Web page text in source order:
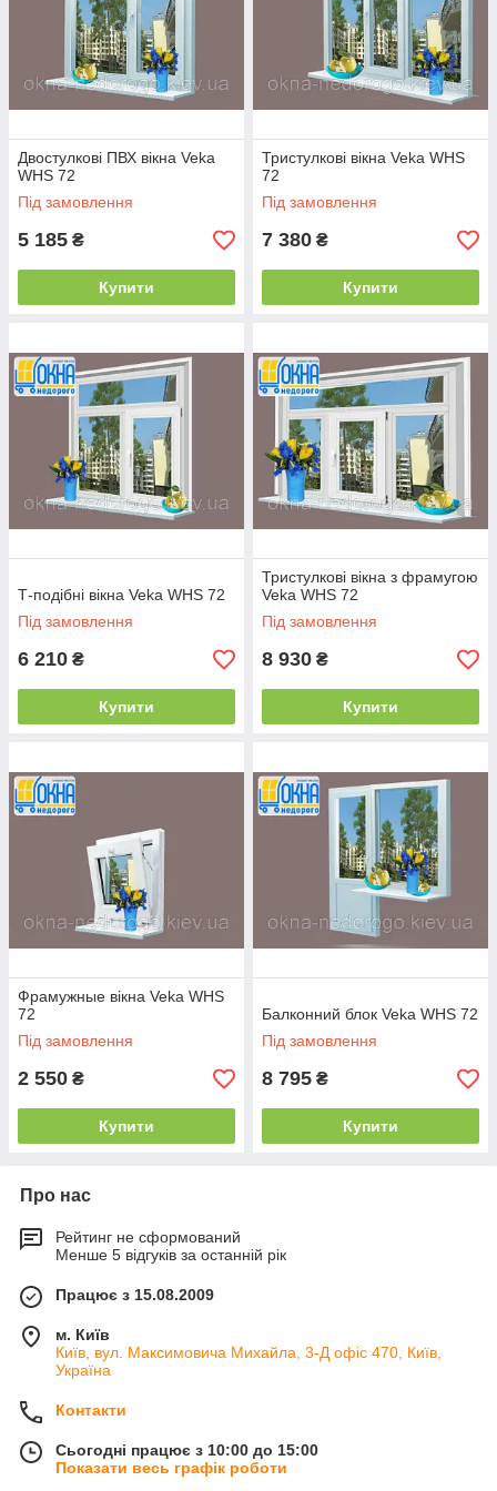
або без.
Технічні параметри Veka WHS 72:
Металопл
астиковим
72
властиві
герметичн
а будова,
відмінні
показники
теплозахи
сту,
комфортний у використанні, не передбачає труднощів у
догляді і має приємний зовнішній вигляд.
Надійна п'ятикамерна будова, яка утримує тепло і не
дає холодному повітрю потрапляти у приміщення.
Рама шириною 72 мм. Відповідно характеристики
теплоізоляції не поступаються системам класу А.
базового або теплого скління.
Надійне базове армування для більшої міцності
конструкцій.
Ця система підходить для виготовлення вікон з білою
або коричневою основою
, що особливо актуально
для засклення приватних котеджів.
Наші майстри мають багаторічний досвід
роботи і спеціалізуються на різних типах
засклити нежитлове
приміщення,
балкон або
лінія скління, цілком
базового монтажу.
Він передбачає
використання
посилених
стрічки під відлив
для гідроізоляції та
Двостулкові ПВХ вікна Veka
WHS 72
Під замовлення
5 185 ₴
Купити
Тристулкові вікна Veka WHS
72
Під замовлення
7 380 ₴
Купити
Т-подібні вікна Veka WHS 72
Під замовлення
6 210 ₴
Купити
Тристулкові вікна з фрамугою
Veka WHS 72
Під замовлення
8 930 ₴
Купити
Фрамужные вікна Veka WHS
72
Під замовлення
2 550 ₴
Купити
Балконний блок Veka WHS 72
Під замовлення
8 795 ₴
Купити
Про нас
Рейтинг не сформований
Менше 5 відгуків за останній рік
Працює з 15.08.2009
м. Київ
Київ, вул. Максимовича Михайла, 3-Д офіс 470, Київ,
Україна
Контакти
Сьогодні працює з 10:00 до 15:00
Показати весь графік роботи